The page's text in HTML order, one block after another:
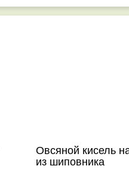
Овсяной кисель
из шиповника